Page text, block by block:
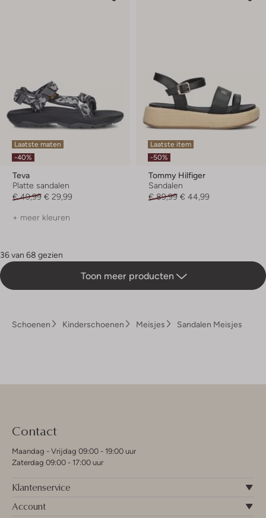
Laatste maten
-40%
Teva
Platte sandalen
€ 49,99 € 29,99
+ meer kleuren
Laatste item
-50%
Tommy Hilfiger
Sandalen
€ 89,99 € 44,99
36 van 68 gezien
Toon meer producten
Schoenen Kinderschoenen Meisjes Sandalen Meisjes
Contact
Maandag - Vrijdag 09:00 - 19:00 uur
Zaterdag 09:00 - 17:00 uur
Klantenservice
Account